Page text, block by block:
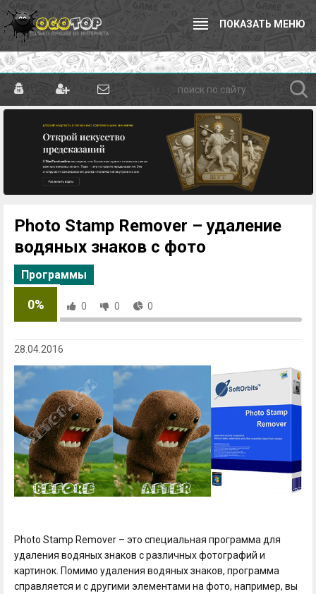
ПОКАЗАТЬ МЕНЮ
Photo Stamp Remover – удаление
водяных знаков с фото
Программы
0% 0 0 0
28.04.2016
Photo Stamp Remover – это специальная программа для
удаления водяных знаков с различных фотографий и
картинок. Помимо удаления водяных знаков, программа
справляется и с другими элементами на фото, например, вы